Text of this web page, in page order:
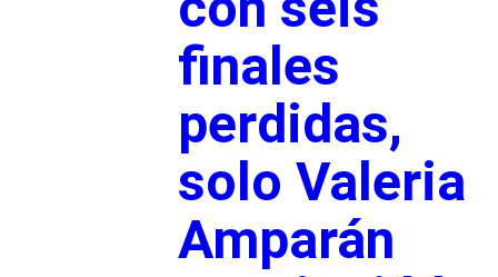
finales
perdidas,
solo Valeria
Amparán